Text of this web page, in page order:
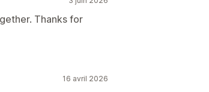
Thanks for
16 avril 2026